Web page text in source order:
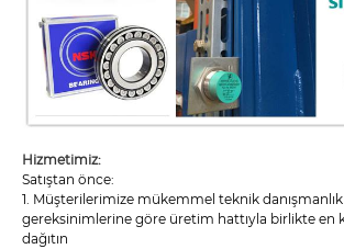
Hizmetimiz:
Satıştan önce:
1. Müşterilerimize mükemmel teknik danışmanlık
gereksinimlerine göre üretim hattıyla birlikte en
dağıtın